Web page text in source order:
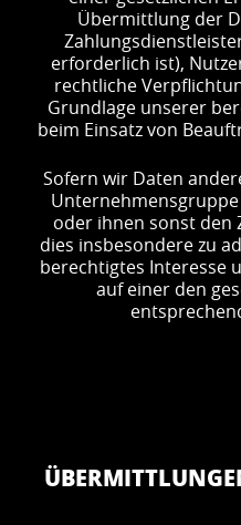
Übermittlung der
erforderlich ist),
rechtliche
Grundlage unserer
beim Einsatz von
Sofern wir Daten
oder ihnen sonst den
dies insbesondere zu
berechtigtes Interesse
auf einer den